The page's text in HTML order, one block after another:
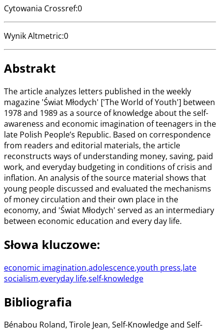
Cytowania Crossref:0
Wynik Altmetric:0
Abstrakt
The article analyzes letters published in the weekly
magazine 'Świat Młodych' ['The World of Youth'] between
1978 and 1989 as a source of knowledge about the self-
awareness and economic imagination of teenagers in the
late Polish People’s Republic. Based on correspondence
from readers and editorial materials, the article
reconstructs ways of understanding money, saving, paid
work, and everyday budgeting in conditions of crisis and
inflation. An analysis of the source material shows that
young people discussed and evaluated the mechanisms
of money circulation and their own place in the
economy, and 'Świat Młodych' served as an intermediary
between economic education and every day life.
Słowa kluczowe:
economic imagination,adolescence,youth press,late
socialism,everyday life,self-knowledge
Bibliografia
Bénabou Roland, Tirole Jean, Self-Knowledge and Self-